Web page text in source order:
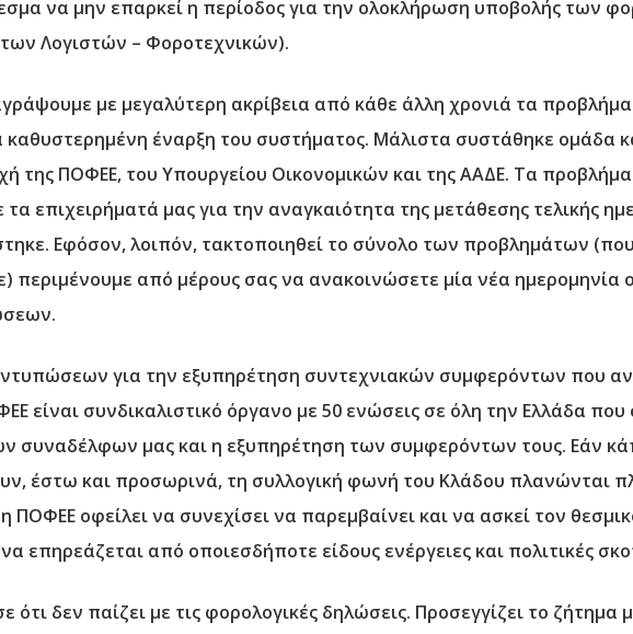
να μην επαρκεί η περίοδος για την ολοκλήρωση υποβολής των
Λογιστών – Φοροτεχνικών).
με μεγαλύτερη ακρίβεια από κάθε άλλη χρονιά τα
καθυστερημένη έναρξη του συστήματος. Μάλιστα συστάθηκε ομάδα
της ΠΟΦΕΕ, του Υπουργείου Οικονομικών και της ΑΑΔΕ. Τα
επιχειρήματά μας για την αναγκαιότητα της μετάθεσης τελικής
. Εφόσον, λοιπόν, τακτοποιηθεί το σύνολο των προβλημάτων
περιμένουμε από μέρους σας να ανακοινώσετε μία νέα ημερομηνία
για την εξυπηρέτηση συντεχνιακών συμφερόντων που
είναι συνδικαλιστικό όργανο με 50 ενώσεις σε όλη την Ελλάδα που
συναδέλφων μας και η εξυπηρέτηση των συμφερόντων τους. Εάν
έστω και προσωρινά, τη συλλογική φωνή του Κλάδου πλανώνται
ΠΟΦΕΕ οφείλει να συνεχίσει να παρεμβαίνει και να ασκεί τον
επηρεάζεται από οποιεσδήποτε είδους ενέργειες και πολιτικές
δεν παίζει με τις φορολογικές δηλώσεις. Προσεγγίζει το ζήτημα